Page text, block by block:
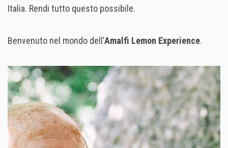
Italia. Rendi tutto questo possibile.
Benvenuto nel mondo dell’Amalfi Lemon Experience.